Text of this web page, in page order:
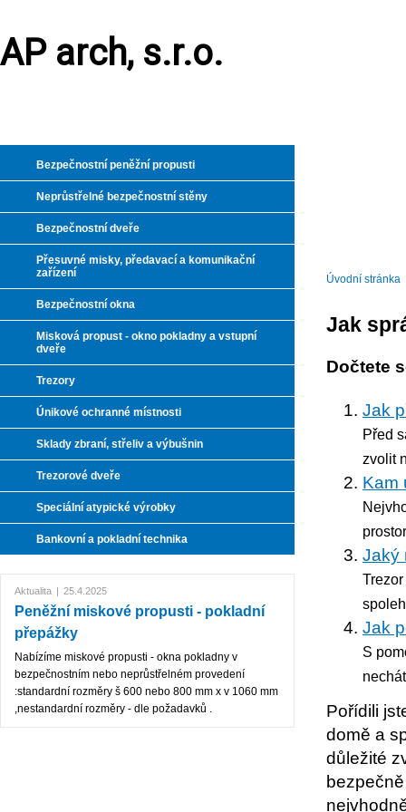
AP arch, s.r.o.
Bezpečnostní peněžní propusti
Neprůstřelné bezpečnostní stěny
Bezpečnostní dveře
Přesuvné misky, předavací a komunikační
zařízení
Bezpečnostní okna
Misková propust - okno pokladny a vstupní
dveře
Trezory
Únikové ochranné místnosti
Sklady zbraní, střeliv a výbušnin
Trezorové dveře
Speciální atypické výrobky
Bankovní a pokladní technika
Aktualita | 25.4.2025
Peněžní miskové propusti - pokladní
přepážky
Nabízíme miskové propusti - okna pokladny v
bezpečnostním nebo neprůstřelném provedení
:standardní rozměry š 600 nebo 800 mm x v 1060 mm
,nestandardní rozměry - dle požadavků .
Úvodní stránka
Jak
Dočtete
Jak
Před
zvolit
Kam
Jaký
Jak
S
Pořídili
domě a
důležité